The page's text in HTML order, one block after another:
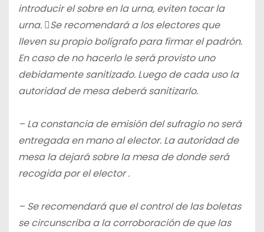
introducir el sobre en la urna, eviten tocar la
urna. Se recomendará a los electores que
lleven su propio bolígrafo para firmar el padrón.
En caso de no hacerlo le será provisto uno
debidamente sanitizado. Luego de cada uso la
autoridad de mesa deberá sanitizarlo.
– La constancia de emisión del sufragio no será
entregada en mano al elector. La autoridad de
mesa la dejará sobre la mesa de donde será
recogida por el elector .
– Se recomendará que el control de las boletas
se circunscriba a la corroboración de que las